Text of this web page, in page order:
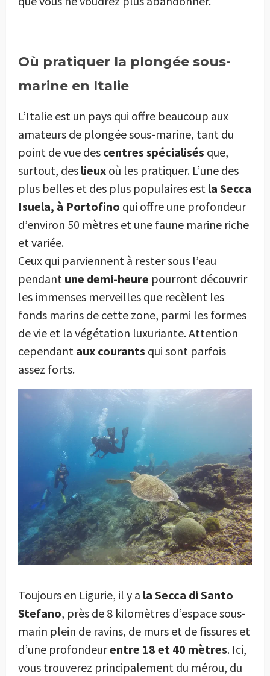
Où pratiquer la plongée sous-
marine en Italie
L’Italie est un pays qui offre beaucoup aux
amateurs de plongée sous-marine, tant du
point de vue des centres spécialisés que,
surtout, des lieux où les pratiquer. L’une des
plus belles et des plus populaires est la Secca
Isuela, à Portofino qui offre une profondeur
d’environ 50 mètres et une faune marine riche
et variée.
Ceux qui parviennent à rester sous l’eau
pendant une demi-heure pourront découvrir
les immenses merveilles que recèlent les
fonds marins de cette zone, parmi les formes
de vie et la végétation luxuriante. Attention
cependant aux courants qui sont parfois
assez forts.
Toujours en Ligurie, il y a la Secca di Santo
Stefano, près de 8 kilomètres d’espace sous-
marin plein de ravins, de murs et de fissures et
d’une profondeurentre 18 et 40 mètres. Ici,
vous trouverez principalement du mérou, du